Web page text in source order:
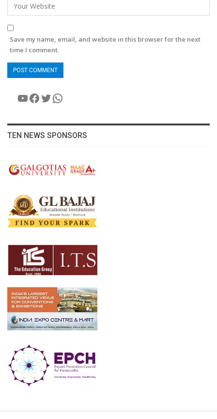
Save my name, email, and website in this browser for the next
time I comment.
YouTube
Facebook
Twitter
WhatsApp
TEN NEWS SPONSORS